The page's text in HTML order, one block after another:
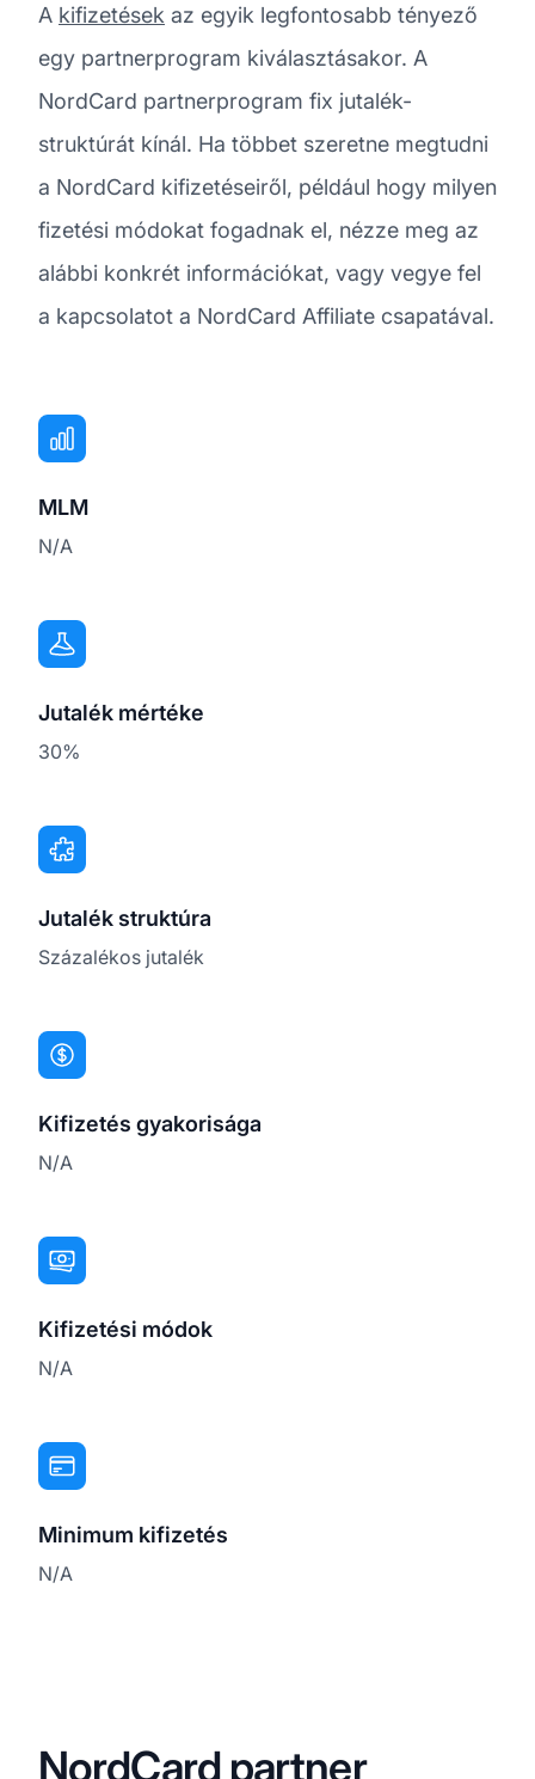
A kifizetések az egyik legfontosabb tényező
egy partnerprogram kiválasztásakor. A
NordCard partnerprogram fix jutalék-
struktúrát kínál. Ha többet szeretne megtudni
a NordCard kifizetéseiről, például hogy milyen
fizetési módokat fogadnak el, nézze meg az
alábbi konkrét információkat, vagy vegye fel
a kapcsolatot a NordCard Affiliate csapatával.
MLM
N/A
Jutalék mértéke
30%
Jutalék struktúra
Százalékos jutalék
Kifizetés gyakorisága
N/A
Kifizetési módok
N/A
Minimum kifizetés
N/A
NordCard partner